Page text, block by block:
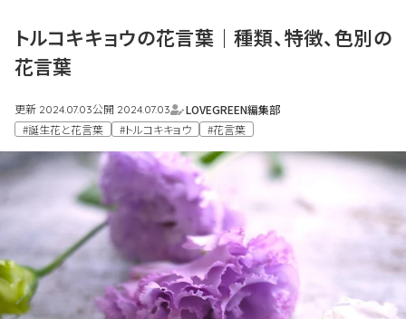
トルコキキョウの花言葉｜種類、特徴、色別の
花言葉
更新 2024.07.03公開 2024.07.03
LOVEGREEN編集部
#誕生花と花言葉
#トルコキキョウ #花言葉